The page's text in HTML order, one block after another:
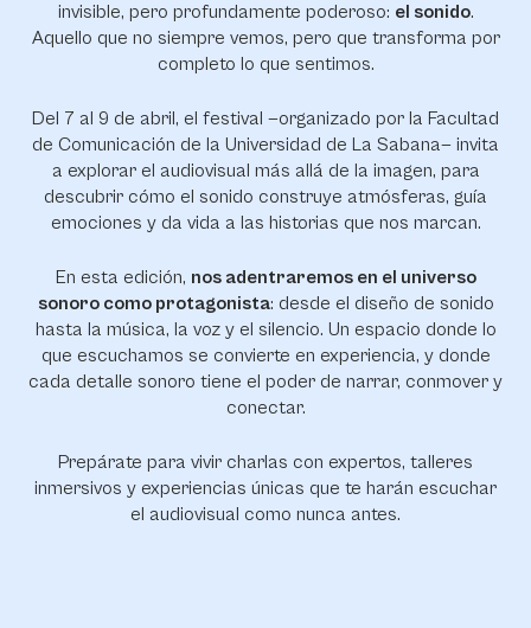
invisible, pero profundamente poderoso: el sonido.
Aquello que no siempre vemos, pero que transforma por
completo lo que sentimos.
Del 7 al 9 de abril, el festival —organizado por la Facultad
de Comunicación de la Universidad de La Sabana— invita
a explorar el audiovisual más allá de la imagen, para
descubrir cómo el sonido construye atmósferas, guía
emociones y da vida a las historias que nos marcan.
En esta edición, nos adentraremos en el universo
sonoro como protagonista: desde el diseño de sonido
hasta la música, la voz y el silencio. Un espacio donde lo
que escuchamos se convierte en experiencia, y donde
cada detalle sonoro tiene el poder de narrar, conmover y
conectar.
Prepárate para vivir charlas con expertos, talleres
inmersivos y experiencias únicas que te harán escuchar
el audiovisual como nunca antes.